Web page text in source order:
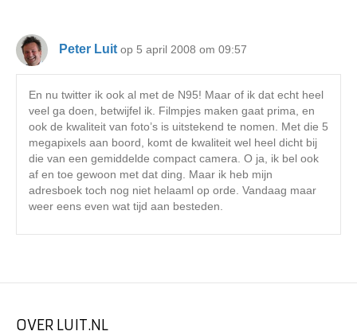
Peter Luit op 5 april 2008 om 09:57
En nu twitter ik ook al met de N95! Maar of ik dat echt heel
veel ga doen, betwijfel ik. Filmpjes maken gaat prima, en
ook de kwaliteit van foto’s is uitstekend te nomen. Met die 5
megapixels aan boord, komt de kwaliteit wel heel dicht bij
die van een gemiddelde compact camera. O ja, ik bel ook
af en toe gewoon met dat ding. Maar ik heb mijn
adresboek toch nog niet helaaml op orde. Vandaag maar
weer eens even wat tijd aan besteden.
OVER LUIT.NL